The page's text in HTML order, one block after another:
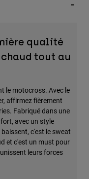
qualité
tout au
le motocross. Avec le
affirmez fièrement
Fabriqué dans une
avec un style
c'est le sweat
et c'est un must pour
leurs forces